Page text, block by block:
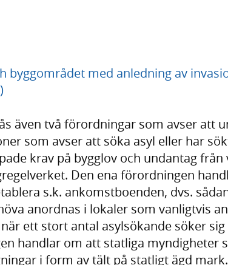
byggområdet med anledning av
även två förordningar som avser att
som avser att söka asyl eller har
krav på bygglov och undantag från
Den ena förordningen
s.k. ankomstboenden, dvs.
anordnas i lokaler som vanligtvis
ett stort antal asylsökande söker sig
handlar om att statliga myndigheter
i form av tält på statligt ägd